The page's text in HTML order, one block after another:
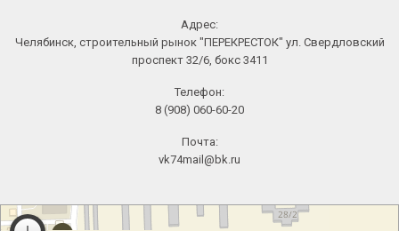
Адрес:
Челябинск, строительный рынок "ПЕРЕКРЕСТОК" ул. Свердловский
проспект 32/6, бокс 3411
Телефон:
8 (908) 060-60-20
Почта:
vk74mail@bk.ru